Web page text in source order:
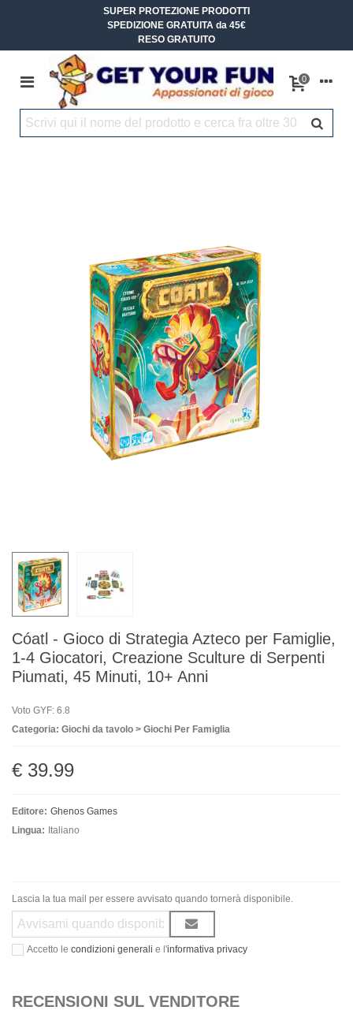
SUPER PROTEZIONE PRODOTTI
SPEDIZIONE GRATUITA da 45€
RESO GRATUITO
0
Cóatl - Gioco di Strategia Azteco per Famiglie,
1-4 Giocatori, Creazione Sculture di Serpenti
Piumati, 45 Minuti, 10+ Anni
Voto GYF: 6.8
Categoria: Giochi da tavolo > Giochi Per Famiglia
€ 39.99
Editore: Ghenos Games
Lingua: Italiano
Lascia la tua mail per essere avvisato quando tornerà disponibile.
Accetto le condizioni generali e l'informativa privacy
RECENSIONI SUL VENDITORE